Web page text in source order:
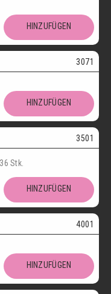
HINZUFÜGEN
3071
HINZUFÜGEN
3501
36 Stk.
HINZUFÜGEN
4001
HINZUFÜGEN